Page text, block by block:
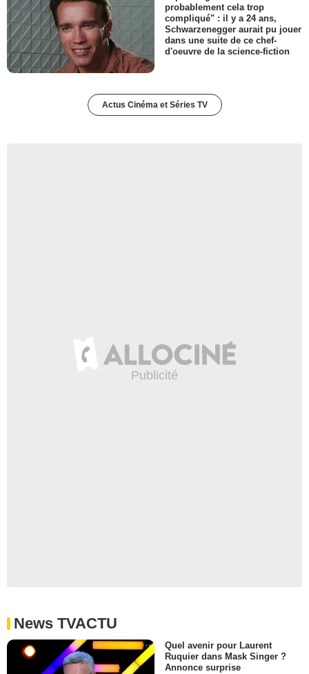
probablement cela trop
compliqué" : il y a 24 ans,
Schwarzenegger aurait pu jouer
dans une suite de ce chef-
d'oeuvre de la science-fiction
Actus Cinéma et Séries TV
News TVACTU
Quel avenir pour Laurent
Ruquier dans Mask Singer ?
Annonce surprise